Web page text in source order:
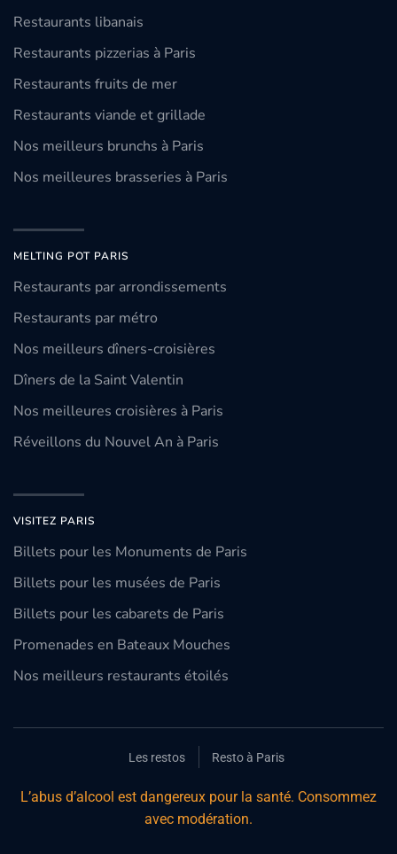
Restaurants libanais
Restaurants pizzerias à Paris
Restaurants fruits de mer
Restaurants viande et grillade
Nos meilleurs brunchs à Paris
Nos meilleures brasseries à Paris
MELTING POT PARIS
Restaurants par arrondissements
Restaurants par métro
Nos meilleurs dîners-croisières
Dîners de la Saint Valentin
Nos meilleures croisières à Paris
Réveillons du Nouvel An à Paris
VISITEZ PARIS
Billets pour les Monuments de Paris
Billets pour les musées de Paris
Billets pour les cabarets de Paris
Promenades en Bateaux Mouches
Nos meilleurs restaurants étoilés
Les restos Resto à Paris
L’abus d’alcool est dangereux pour la santé. Consommez
avec modération.